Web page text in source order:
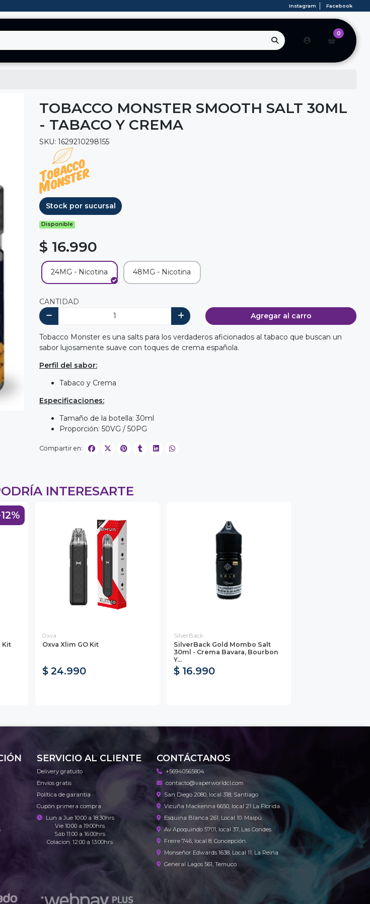
Instagram Facebook
0
TOBACCO MONSTER SMOOTH SALT 30ML
- TABACO Y CREMA
SKU: 1629210298155
Stock por sucursal
Disponible
$ 16.990
24MG - Nicotina 48MG - Nicotina
CANTIDAD
Agregar al carro
Tobacco Monster es una salts para los verdaderos aficionados al tabaco que buscan un
sabor lujosamente suave con toques de crema española.
Perfil del sabor:
Tabaco y Crema
Especificaciones:
Tamaño de la botella: 30ml
Proporción: 50VG / 50PG
Compartir en:
INTERESARTE
Kit
Oxva
Oxva Xlim GO Kit
$ 24.990
SilverBack
SilverBack Gold Mombo Salt
30ml - Crema Bavara, Bourbon
Y...
$ 16.990
SERVICIO AL CLIENTE
Delivery gratuito
Envíos gratis
Política de garantía
Cupón primera compra
Lun a Jue 10:00 a 18:30hrs
Vie 10:00 a 19:00hrs
Sáb 11:00 a 16:00hrs
Colacion: 12:00 a 13:00hrs
CONTÁCTANOS
+56940565804
contacto@vaperworldcl.com
San Diego 2080, local 318, Santiago
Vicuña Mackenna 6650, local 21 La Florida.
Esquina Blanca 261, Local 10. Maipú.
Av Apoquindo 5701, local 37, Las Condes.
Freire 746, local 8, Concepción.
Monseñor Edwards 1638, Local 11, La Reina
General Lagos 561, Temuco